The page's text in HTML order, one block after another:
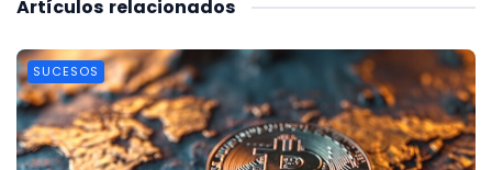
relacionados
Artículos
SUCESOS